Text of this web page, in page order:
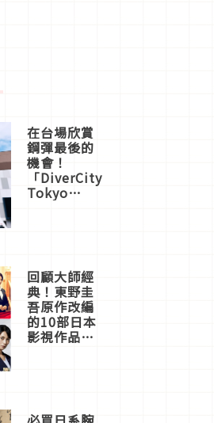
在台場欣賞
鋼彈最後的
機會！
「DiverCity
Tokyo
體驗
回顧大師經
典！東野圭
吾原作改編
的10部日本
影視作品推